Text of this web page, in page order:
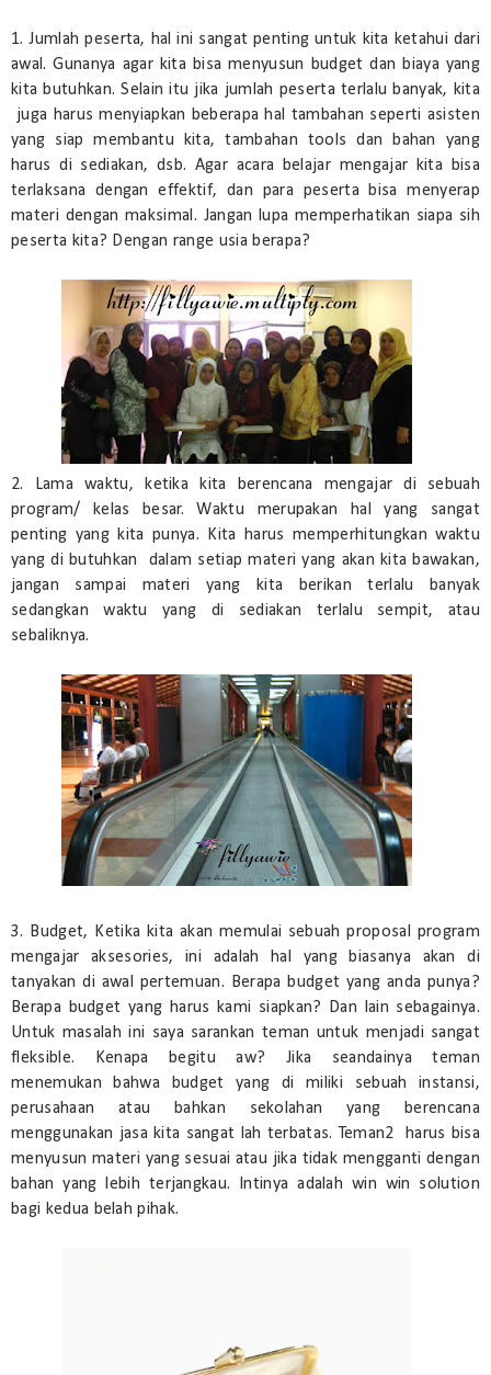
1. Jumlah peserta, hal ini sangat penting untuk kita ketahui dari
awal. Gunanya agar kita bisa menyusun budget dan biaya yang
kita butuhkan. Selain itu jika jumlah peserta terlalu banyak, kita
juga harus menyiapkan beberapa hal tambahan seperti asisten
yang siap membantu kita, tambahan tools dan bahan yang
harus di sediakan, dsb. Agar acara belajar mengajar kita bisa
terlaksana dengan effektif, dan para peserta bisa menyerap
materi dengan maksimal. Jangan lupa memperhatikan siapa sih
peserta kita? Dengan range usia berapa?
2. Lama waktu, ketika kita berencana mengajar di sebuah
program/ kelas besar. Waktu merupakan hal yang sangat
penting yang kita punya. Kita harus memperhitungkan waktu
yang di butuhkan dalam setiap materi yang akan kita bawakan,
jangan sampai materi yang kita berikan terlalu banyak
sedangkan waktu yang di sediakan terlalu sempit, atau
sebaliknya.
3. Budget, Ketika kita akan memulai sebuah proposal program
mengajar aksesories, ini adalah hal yang biasanya akan di
tanyakan di awal pertemuan. Berapa budget yang anda punya?
Berapa budget yang harus kami siapkan? Dan lain sebagainya.
Untuk masalah ini saya sarankan teman untuk menjadi sangat
fleksible. Kenapa begitu aw? Jika seandainya teman
menemukan bahwa budget yang di miliki sebuah instansi,
perusahaan atau bahkan sekolahan yang berencana
menggunakan jasa kita sangat lah terbatas. Teman2 harus bisa
menyusun materi yang sesuai atau jika tidak mengganti dengan
bahan yang lebih terjangkau. Intinya adalah win win solution
bagi kedua belah pihak.